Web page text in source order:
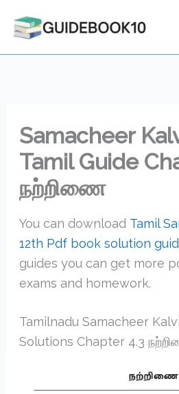
Samacheer
Tamil Guide
நற்றிணை
You can download Tamil
12th Pdf book solution
guides you can get more
exams and homework.
Tamilnadu Samacheer
Solutions Chapter 4.3